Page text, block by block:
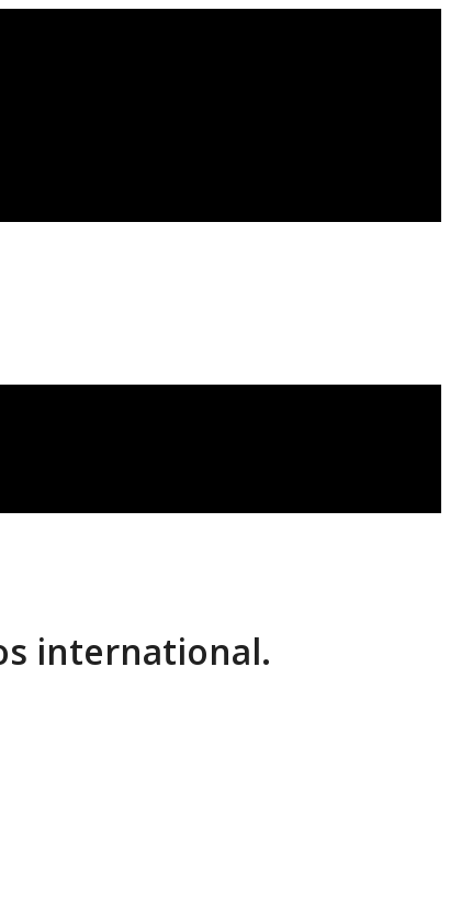
international.